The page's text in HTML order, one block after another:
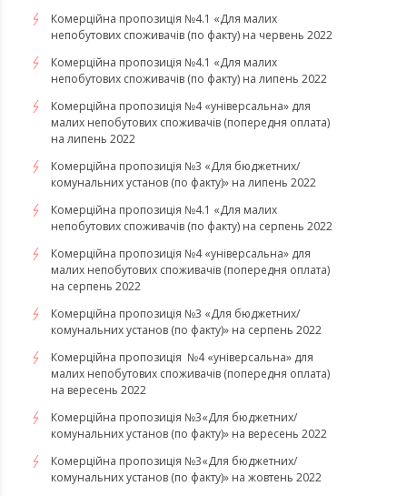
Комерційна пропозиція №4.1 «Для малих
непобутових споживачів (по факту) на червень 2022
Комерційна пропозиція №4.1 «Для малих
непобутових споживачів (по факту) на липень 2022
Комерційна пропозиція №4 «універсальна» для
малих непобутових споживачів (попередня оплата)
на липень 2022
Комерційна пропозиція №3 «Для бюджетних/
комунальних установ (по факту)» на липень 2022
Комерційна пропозиція №4.1 «Для малих
непобутових споживачів (по факту) на серпень 2022
Комерційна пропозиція №4 «універсальна» для
малих непобутових споживачів (попередня оплата)
на серпень 2022
Комерційна пропозиція №3 «Для бюджетних/
комунальних установ (по факту)» на серпень 2022
Комерційна пропозиція №4 «універсальна» для
малих непобутових споживачів (попередня оплата)
на вересень 2022
Комерційна пропозиція №3«Для бюджетних/
комунальних установ (по факту)» на вересень 2022
Комерційна пропозиція №3«Для бюджетних/
комунальних установ (по факту)» на жовтень 2022